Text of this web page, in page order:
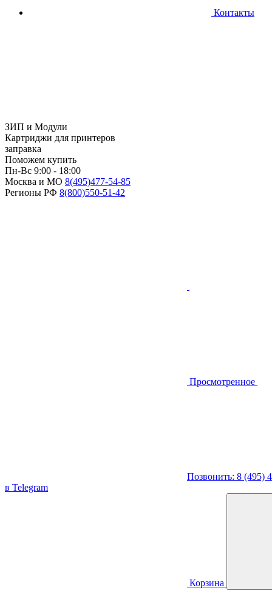
Контакты
ЗИП и Модули
Картриджи для принтеров
заправка
Поможем купить
Пн-Вс 9:00 - 18:00
Москва и МО 8(495)477-54-85
Регионы РФ 8(800)550-51-42
Просмотренное
Позвонить: 8 (495)
в Telegram
Корзина